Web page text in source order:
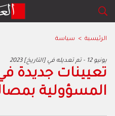
الرئيسية > سياسة
2023 يونيو 12 - تم تعديله في [التاريخ]
تعيينات جديدة
المسؤولية